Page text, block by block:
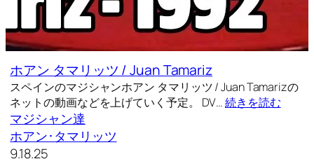
ホアン タマリッツ / Juan Tamariz
スペインのマジシャンホアン タマリッツ / Juan Tamarizの
ネットの動画などを上げていく予定。 DV…続きを読む
マジシャン達
ホアン･タマリッツ
9.18.25